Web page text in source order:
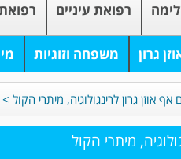
רפואת עיניים
גרון משפחה וזוגיות
אף אוזן גרון לרינגולוגיה, מיתרי הקול >
מיתרי הקול